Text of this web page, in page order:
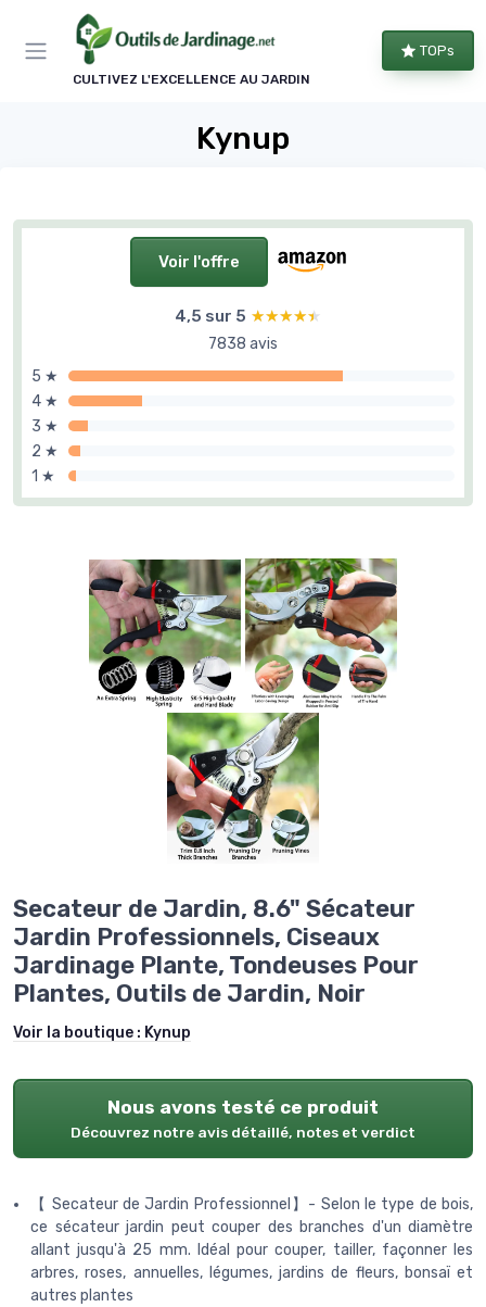
CULTIVEZ L'EXCELLENCE AU JARDIN
TOPs
Kynup
Voir l'offre
4,5 sur 5 ★★★★★
★★★★★
7838 avis
5 ★
4 ★
3 ★
2 ★
1 ★
Secateur de Jardin, 8.6" Sécateur
Jardin Professionnels, Ciseaux
Jardinage Plante, Tondeuses Pour
Plantes, Outils de Jardin, Noir
Voir la boutique : Kynup
Nous avons testé ce produit
Découvrez notre avis détaillé, notes et verdict
【 Secateur de Jardin Professionnel】- Selon le type de bois,
ce sécateur jardin peut couper des branches d'un diamètre
allant jusqu'à 25 mm. Idéal pour couper, tailler, façonner les
arbres, roses, annuelles, légumes, jardins de fleurs, bonsaï et
autres plantes
Panneau de gestion des cookies